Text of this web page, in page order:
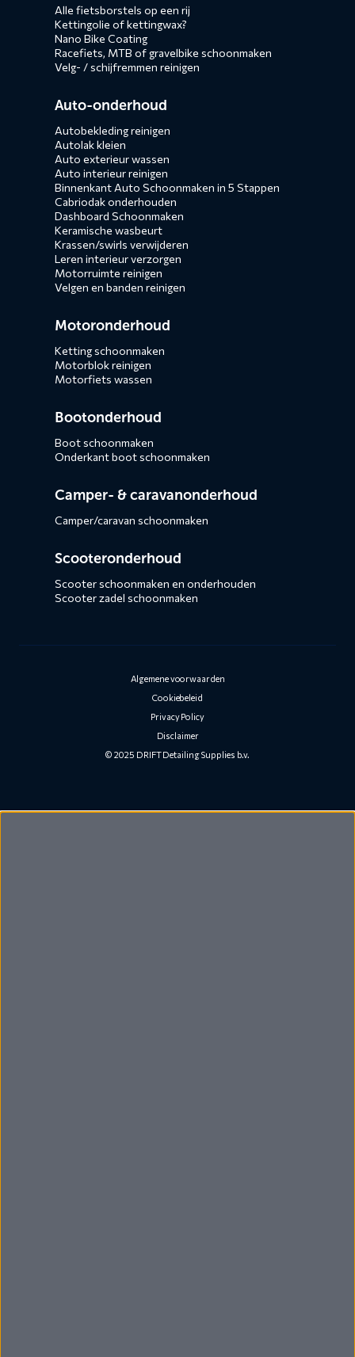
Alle fietsborstels op een rij
Kettingolie of kettingwax?
Nano Bike Coating
Racefiets, MTB of gravelbike schoonmaken
Velg- / schijfremmen reinigen
Auto-onderhoud
Autobekleding reinigen
Autolak kleien
Auto exterieur wassen
Auto interieur reinigen
Binnenkant Auto Schoonmaken in 5 Stappen
Cabriodak onderhouden
Dashboard Schoonmaken
Keramische wasbeurt
Krassen/swirls verwijderen
Leren interieur verzorgen
Motorruimte reinigen
Velgen en banden reinigen
Motoronderhoud
Ketting schoonmaken
Motorblok reinigen
Motorfiets wassen
Bootonderhoud
Boot schoonmaken
Onderkant boot schoonmaken
Camper- & caravanonderhoud
Camper/caravan schoonmaken
Scooteronderhoud
Scooter schoonmaken en onderhouden
Scooter zadel schoonmaken
Algemene voorwaarden
Cookiebeleid
Privacy Policy
Disclaimer
© 2025 DRIFT Detailing Supplies b.v.